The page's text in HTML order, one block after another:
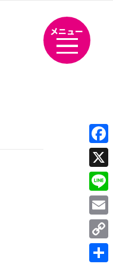
メニュー
X
Line